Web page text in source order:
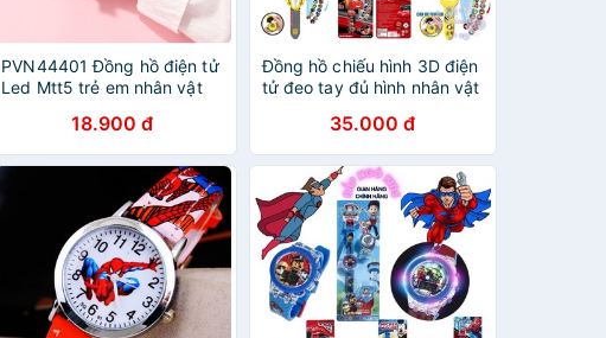
PVN44401 Đồng hồ điện tử
Led Mtt5 trẻ em nhân vật
18.900 đ
Đồng hồ chiếu hình 3D điện
tử đeo tay đủ hình nhân vật
và bé gái35.000 đ